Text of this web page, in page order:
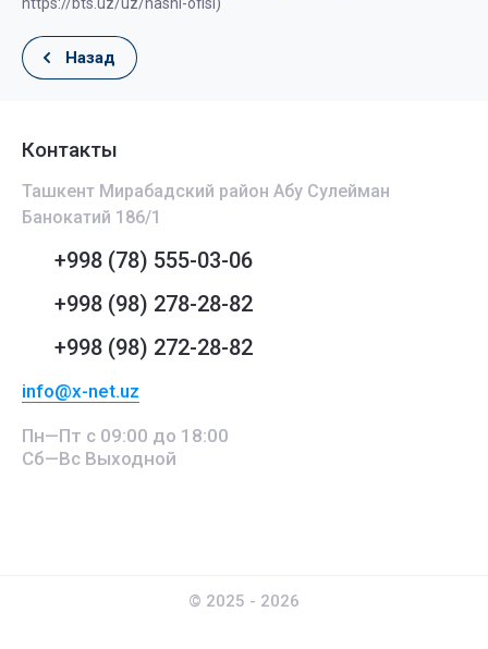
Назад
Контакты
Ташкент Мирабадский район Абу Сулейман
Банокатий 186/1
+998 (78) 555-03-06
+998 (98) 278-28-82
+998 (98) 272-28-82
info@x-net.uz
Пн—Пт с 09:00 до 18:00
Сб—Вс Выходной
© 2025 - 2026